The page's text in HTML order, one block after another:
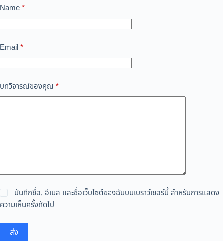
Name*
Email*
บทวิจารณ์ของคุณ *
บันทึกชื่อ, อีเมล และชื่อเว็บไซต์ของฉันบนเบราว์เซอร์นี้ สำหรับการแสดง
ความเห็นครั้งถัดไป
ส่ง